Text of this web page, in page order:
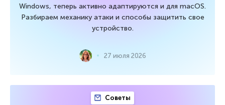
Windows, теперь активно адаптируются и для macOS.
Разбираем механику атаки и способы защитить свое
устройство.
27 июля 2026
Советы